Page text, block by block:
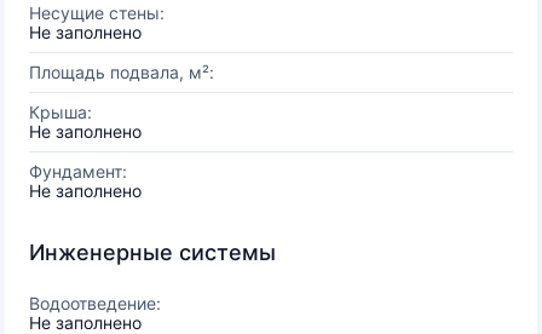
Несущие стены:
Не заполнено
Площадь подвала, м²:
Крыша:
Не заполнено
Фундамент:
Не заполнено
Инженерные системы
Водоотведение:
Не заполнено